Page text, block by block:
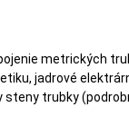
metrických
jadrové
trubky